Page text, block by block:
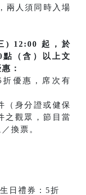
兩人須同時入場
) 12:00 起，於
（含）以上文
：
優惠，席次有
（身分證或健保
之觀眾，節目當
換票。
日禮券：5折